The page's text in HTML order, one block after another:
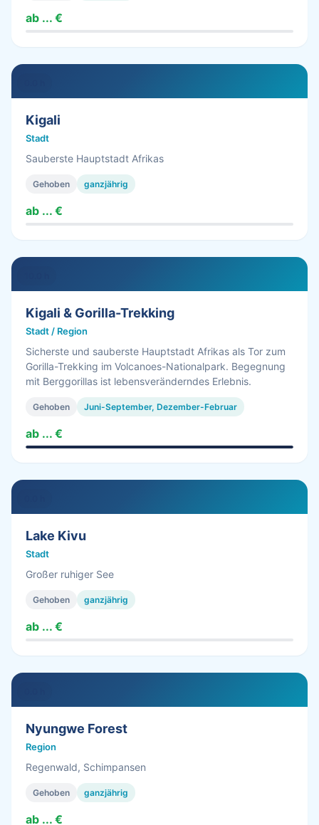
ab ... €
Kigali
Stadt
Sauberste Hauptstadt Afrikas
Gehoben ganzjährig
ab ... €
Kigali & Gorilla-Trekking
Stadt / Region
Sicherste und sauberste Hauptstadt Afrikas als Tor zum
Gorilla-Trekking im Volcanoes-Nationalpark. Begegnung
mit Berggorillas ist lebensveränderndes Erlebnis.
Gehoben Juni-September, Dezember-Februar
ab ... €
Lake Kivu
Stadt
Großer ruhiger See
Gehoben ganzjährig
ab ... €
Nyungwe Forest
Region
Regenwald, Schimpansen
Gehoben ganzjährig
ab ... €